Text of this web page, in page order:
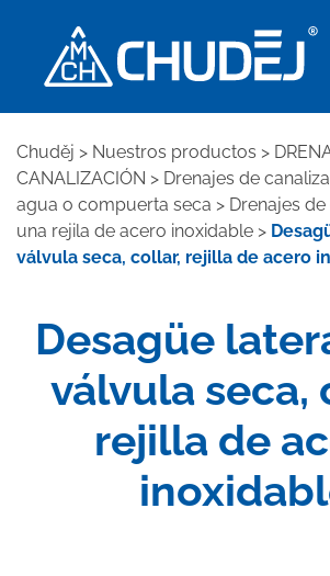
Chuděj > Nuestros productos >
CANALIZACIÓN > Drenajes de
agua o compuerta seca > Drenajes
una rejila de acero inoxidable >
válvula seca, collar, rejilla de acero
Desagüe
válvula seca,
rejilla de